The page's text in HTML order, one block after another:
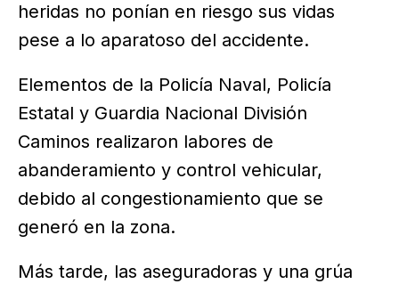
heridas no ponían en riesgo sus vidas
pese a lo aparatoso del accidente.
Elementos de la Policía Naval, Policía
Estatal y Guardia Nacional División
Caminos realizaron labores de
abanderamiento y control vehicular,
debido al congestionamiento que se
generó en la zona.
Más tarde, las aseguradoras y una grúa